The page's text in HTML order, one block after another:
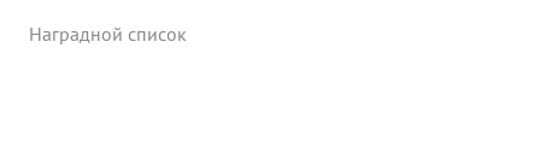
Наградной список